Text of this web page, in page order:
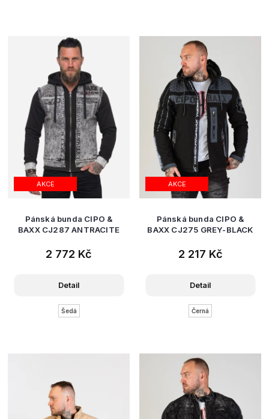
AKCE
Pánská bunda CIPO &
BAXX CJ287 ANTRACITE
2 772 Kč
Detail
Šedá
AKCE
Pánská bunda CIPO &
BAXX CJ275 GREY-BLACK
2 217 Kč
Detail
Černá